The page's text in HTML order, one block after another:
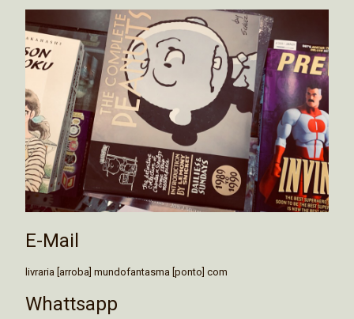
E-Mail
livraria [arroba] mundofantasma [ponto] com
Whattsapp